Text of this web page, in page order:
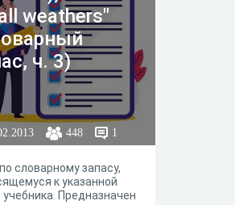
weathers"
ч. 3)
448 1
словарному запасу,
к указанной
учебника. Предназначен